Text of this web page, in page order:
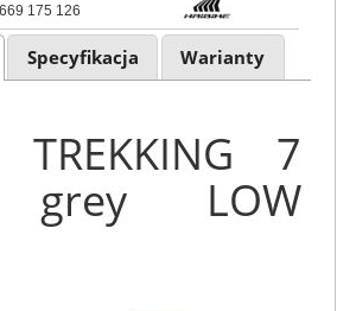
669 175 126
Specyfikacja Warianty
TREKKING 7
grey LOW